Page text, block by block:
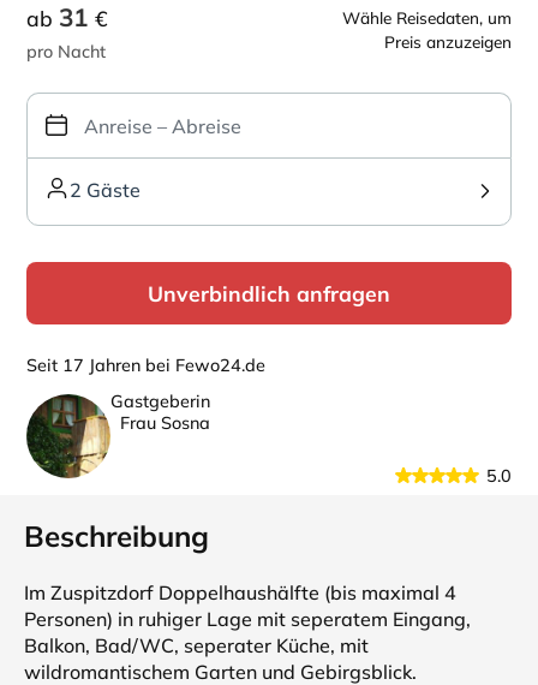
Wähle Reisedaten, um
Preis anzuzeigen
ab 31 €
pro Nacht
2 Gäste
Unverbindlich anfragen
Seit 17 Jahren bei Fewo24.de
Gastgeberin
Frau Sosna
5.0
Beschreibung
Im Zuspitzdorf Doppelhaushälfte (bis maximal 4
Personen) in ruhiger Lage mit seperatem Eingang,
Balkon, Bad/WC, seperater Küche, mit
wildromantischem Garten und Gebirgsblick.